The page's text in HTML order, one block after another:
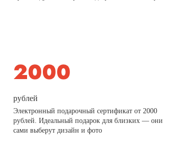
рублей
Электронный подарочный сертификат от 2000
рублей. Идеальный подарок для близких — они
сами выберут дизайн и фото